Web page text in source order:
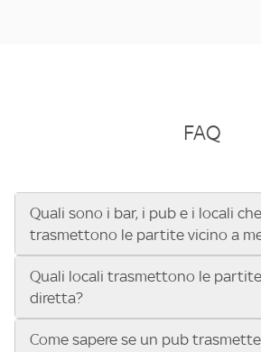
FAQ
Quali sono i bar, i pub e i locali che
trasmettono le partite vicino a
Se cerchi un bar, pub, ristorante o
vedere le partite di Serie A ENILIVE, la
UEFA Champions League, la UEFA
Conference League, il Tennis, la Formula
Quali locali trasmettono le
diretta?
Vuoi sapere quali bar, pub o ristoranti
Come sapere se un pub